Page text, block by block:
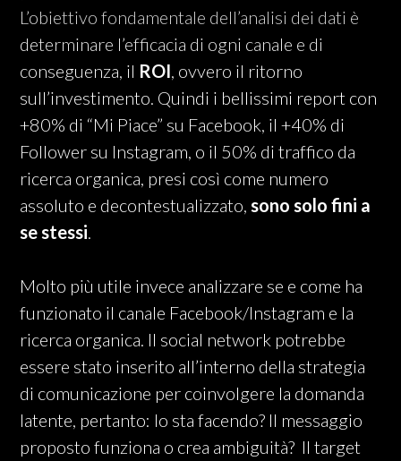
L’obiettivo fondamentale dell’analisi dei dati è
determinare l’efficacia di ogni canale e di
conseguenza, il ROI , ovvero il ritorno
sull’investimento. Quindi i bellissimi report con
+80% di “Mi Piace” su Facebook, il +40% di
Follower su Instagram, o il 50% di traffico da
ricerca organica, presi così come numero
assoluto e decontestualizzato, sono solo fini a
se stessi
Molto più utile invece analizzare se e come ha
funzionato il canale Facebook/Instagram e la
ricerca organica. Il social network potrebbe
essere stato inserito all’interno della strategia
di comunicazione per coinvolgere la domanda
latente, pertanto: lo sta facendo? Il messaggio
proposto funziona o crea ambiguità? Il target